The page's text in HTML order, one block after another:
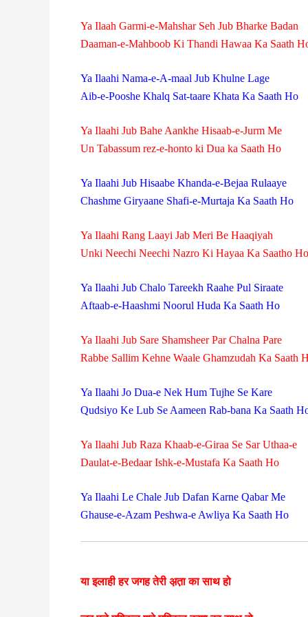
Ya Ilaah Garmi-e-Mahshar Seh Jub Bharke Badan
Daaman-e-Mahboob Ki Thandi Hawaa Ka Saath
Ya Ilaahi Nama-e-A-maal Jub Khulne Lage
Aib-e-Pooshe Khalq Sat-taare Khata Ka Saath Ho
Ya Ilaahi Jub Bahe Aankhe Hisaab-e-Jurm Me
Un Tabassum rez-e-honto ki Dua ka Saath Ho
Ya Ilaahi Jub Hisaabe Khanda-e-Bejaa Rulaaye
Chashme Giryaane Shafi-e-Murtaja Ka Saath Ho
Ya Ilaahi Rang Laayi Jab Meri Be Haaqiyah
Unki Neechi Neechi Nazro Ki Hayaa Ka Saatho Ho
Ya Ilaahi Jub Chalo Tareekh Raahe Pul Siraate
Aftaab-e-Haashmi Noorul Huda Ka Saath Ho
Ya Ilaahi Jub Sare Shamsheer Par Chalna Pare
Rabbe Sallim Kehne Waale Ghamzudah Ka Saath
Ya Ilaahi Jo Dua-e Nek Hum Tujhe Se Kare
Qudsiyo Ke Lub Se Aameen Rab-bana Ka Saath
Ya Ilaahi Jub Raza Khaab-e-Giraa Se Sar Uthaa-e
Daulat-e-Bedaar Ishk-e-Mustafa Ka Saath Ho
Ya Ilaahi Le Chale Jub Dafan Karne Qabar Me
Ghause-e-Azam Peshwa-e Awliya Ka Saath Ho
या इलाही हर जगह तेरी अ़त़ा का साथ हो